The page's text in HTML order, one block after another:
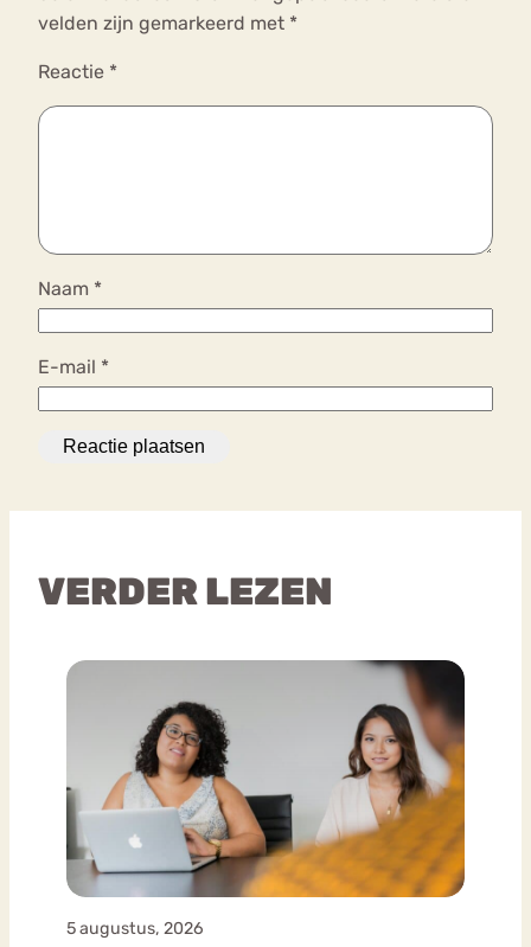
velden zijn gemarkeerd met *
Reactie *
Naam *
E-mail *
VERDER LEZEN
5 augustus, 2026